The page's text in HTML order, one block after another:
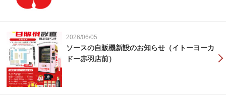
2026/06/05
ソースの自販機新設のお知らせ（イトーヨーカ
ドー赤羽店前）